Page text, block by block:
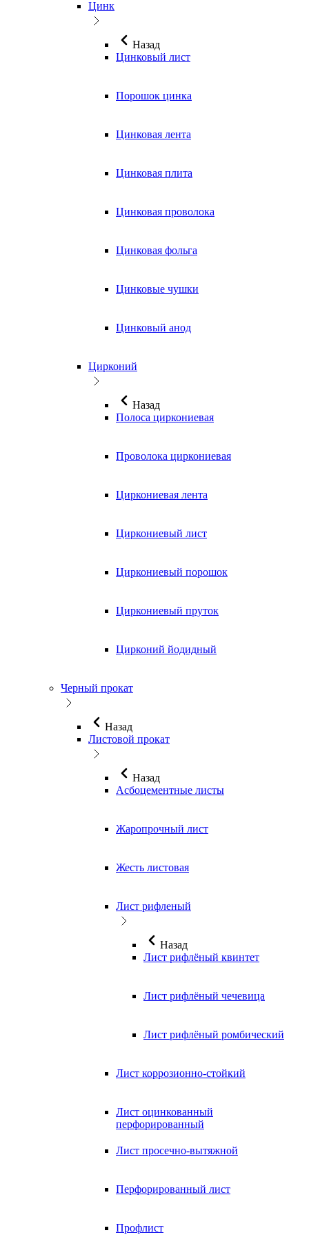
Цинк
Назад
Цинковый лист
Порошок цинка
Цинковая лента
Цинковая плита
Цинковая проволока
Цинковая фольга
Цинковые чушки
Цинковый анод
Цирконий
Назад
Полоса циркониевая
Проволока циркониевая
Циркониевая лента
Циркониевый лист
Циркониевый порошок
Циркониевый пруток
Цирконий йодидный
Черный прокат
Назад
Листовой прокат
Назад
Асбоцементные листы
Жаропрочный лист
Жесть листовая
Лист рифленый
Назад
Лист рифлёный квинтет
Лист рифлёный чечевица
Лист рифлёный ромбический
Лист коррозионно-стойкий
Лист оцинкованный
перфорированный
Лист просечно-вытяжной
Перфорированный лист
Профлист